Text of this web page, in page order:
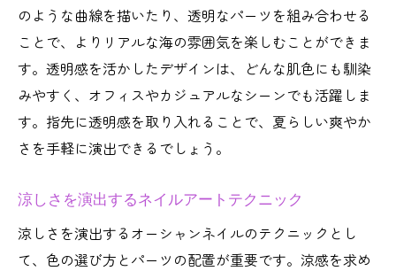
のような曲線を描いたり、透明なパーツを組み合わせる
ことで、よりリアルな海の雰囲気を楽しむことができま
す。透明感を活かしたデザインは、どんな肌色にも馴染
みやすく、オフィスやカジュアルなシーンでも活躍しま
す。指先に透明感を取り入れることで、夏らしい爽やか
さを手軽に演出できるでしょう。
涼しさを演出するネイルアートテクニック
涼しさを演出するオーシャンネイルのテクニックとし
て、色の選び方とパーツの配置が重要です。涼感を求め